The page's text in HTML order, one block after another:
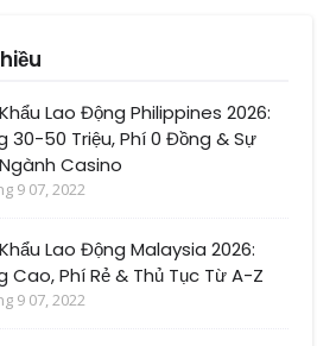
Lao Động Philippines 2026:
30-50 Triệu, Phí 0 Đồng & Sự
Casino
9 07, 2022
Lao Động Malaysia 2026:
Cao, Phí Rẻ & Thủ Tục Từ A-Z
9 07, 2022